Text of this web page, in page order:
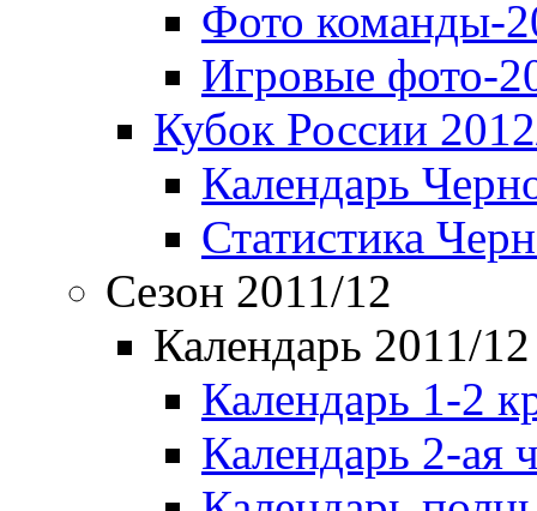
Фото команды-
Игровые фото-
Кубок России
Календарь
Статистика
Сезон 2011/12
Календарь 2011/12
Календарь 1-2
Календарь 2-ая